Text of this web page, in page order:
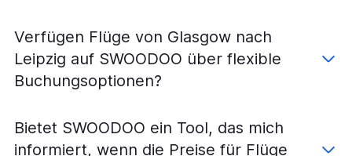
Verfügen Flüge von Glasgow nach
Leipzig auf SWOODOO über flexible
Buchungsoptionen?
Bietet SWOODOO ein Tool, das mich
informiert, wenn die Preise für Flüge